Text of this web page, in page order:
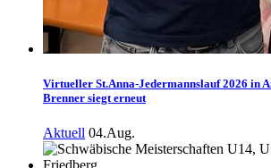
Virtueller St.Anna-Jedermannslauf 2026 in
Brenner siegt erneut
Aktuell 04.Aug.